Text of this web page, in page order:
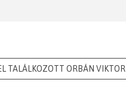
TALÁLKOZOTT ORBÁN VIKTOR